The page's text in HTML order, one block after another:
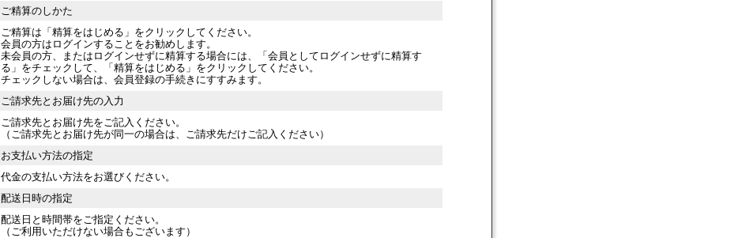
ご精算のしかた
ご精算は「精算をはじめる」をクリックしてください。
会員の方はログインすることをお勧めします。
未会員の方、またはログインせずに精算する場合には、「会員としてログインせずに精算す
る」をチェックして、「精算をはじめる」をクリックしてください。
チェックしない場合は、会員登録の手続きにすすみます。
ご請求先とお届け先の入力
ご請求先とお届け先をご記入ください。
（ご請求先とお届け先が同一の場合は、ご請求先だけご記入ください）
お支払い方法の指定
代金の支払い方法をお選びください。
配送日時の指定
配送日と時間帯をご指定ください。
（ご利用いただけない場合もございます）